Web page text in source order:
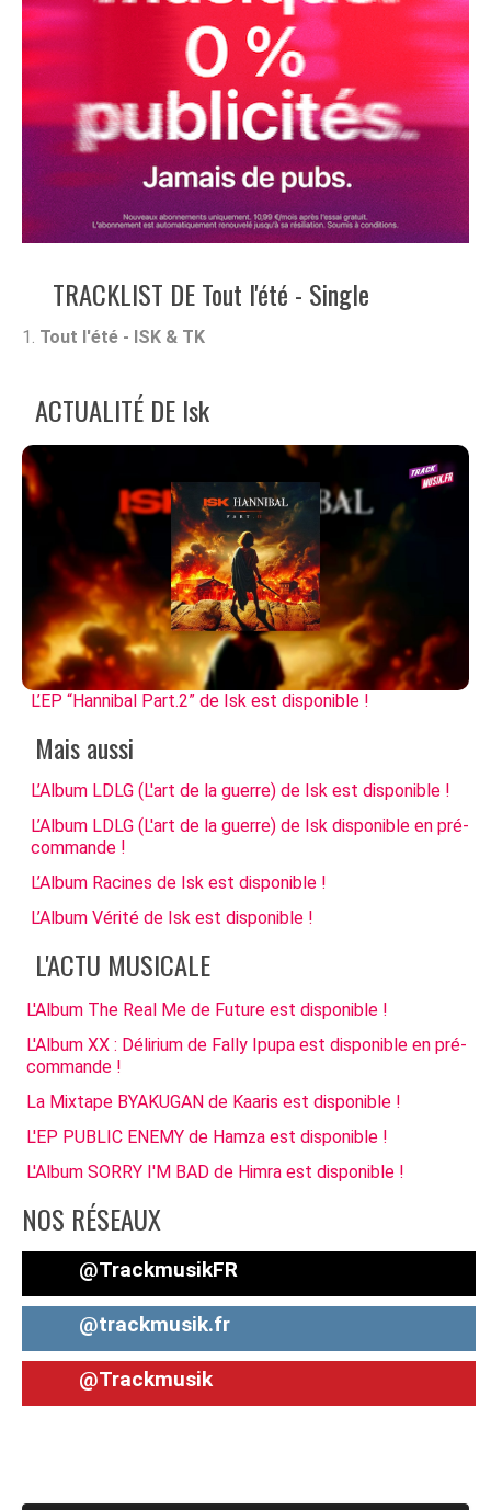
TRACKLIST DE Tout l'été - Single
Tout l'été - ISK & TK
ACTUALITÉ DE Isk
L’EP “Hannibal Part.2” de Isk est disponible !
Mais aussi
L’Album LDLG (L'art de la guerre) de Isk est disponible !
L’Album LDLG (L'art de la guerre) de Isk disponible en pré-
commande !
L’Album Racines de Isk est disponible !
L’Album Vérité de Isk est disponible !
L'ACTU MUSICALE
L'Album The Real Me de Future est disponible !
L'Album XX : Délirium de Fally Ipupa est disponible en pré-
commande !
La Mixtape BYAKUGAN de Kaaris est disponible !
L'EP PUBLIC ENEMY de Hamza est disponible !
L'Album SORRY I'M BAD de Himra est disponible !
NOS RÉSEAUX
@TrackmusikFR
@trackmusik.fr
@Trackmusik